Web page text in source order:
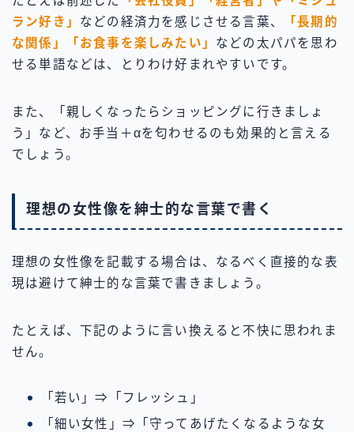
ラン好き」 などの経済力を感じさせる言葉、
「長期的
な関係」「お食事を楽しみたい」 などの太パパを思わ
せる単語などは、とりわけ好まれやすいです。
また、「親しくなったらショッピングに行きましょ
う」など、お手当＋αを匂わせるのも効果的と言える
でしょう。
理想の女性像を紳士的な言葉で書く
理想の女性像を記載する場合は、なるべく直接的な表
現は避けて紳士的な言葉で書きましょう。
たとえば、下記のように言い換えると不快に思われま
せん。
「若い」⇒「フレッシュ」
「細い女性」⇒「守ってあげたくなるような女